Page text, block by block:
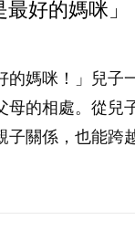
最好的媽咪
的媽咪！」兒
母的相處。從兒
子關係，也能跨